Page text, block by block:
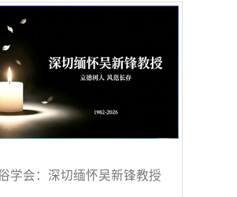
学会：深切缅怀吴新锋教授